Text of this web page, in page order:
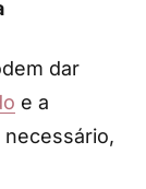
dar
e a